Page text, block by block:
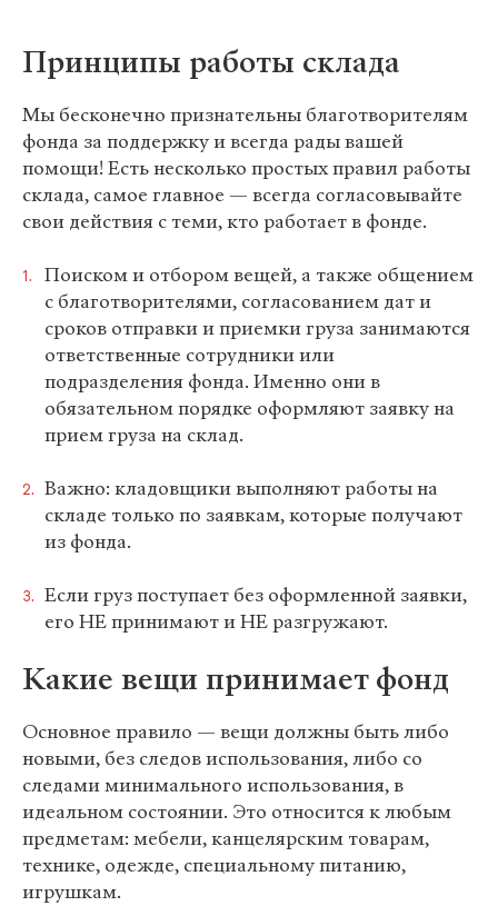
Принципы работы склада
Мы бесконечно признательны благотворителям
фонда за поддержку и всегда рады вашей
помощи! Есть несколько простых правил работы
склада, самое главное — всегда согласовывайте
свои действия с теми, кто работает в фонде.
Поиском и отбором вещей, а также общением
с благотворителями, согласованием дат и
сроков отправки и приемки груза занимаются
ответственные сотрудники или
подразделения фонда. Именно они в
обязательном порядке оформляют заявку на
прием груза на склад.
Важно: кладовщики выполняют работы на
складе только по заявкам, которые получают
из фонда.
Если груз поступает без оформленной заявки,
его НЕ принимают и НЕ разгружают.
Какие вещи принимает фонд
Основное правило — вещи должны быть либо
новыми, без следов использования, либо со
следами минимального использования, в
идеальном состоянии. Это относится к любым
предметам: мебели, канцелярским товарам,
технике, одежде, специальному питанию,
игрушкам.